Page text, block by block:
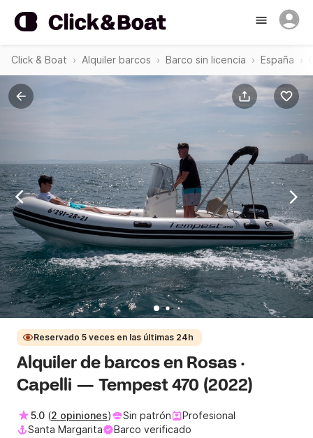
Click & Boat Alquiler barcos Barco sin licencia España
Reservado 5 veces en las últimas 24h
Alquiler de barcos en Rosas ·
Capelli — Tempest 470 (2022)
5.0 (2 opiniones) Sin patrón
Profesional
Santa Margarita
Barco verificado